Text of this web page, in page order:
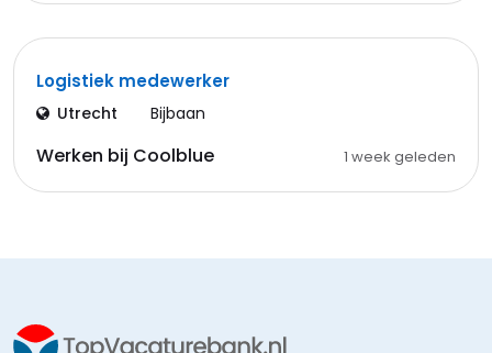
Logistiek medewerker
Utrecht Bijbaan
Werken bij Coolblue 1 week geleden